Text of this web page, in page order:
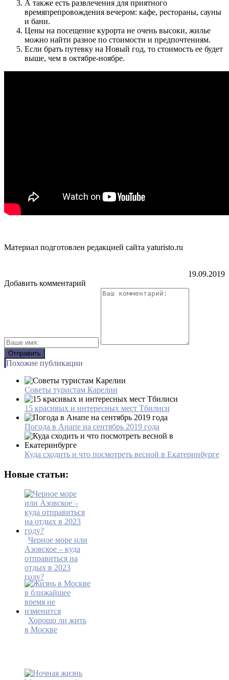
А также есть развлечения для приятного
времяпрепровождения вечером: кафе, рестораны, сауны
и бани.
Цены на посещение курорта не очень высоки, жилье
можно найти разное по стоимости и предпочтениям.
Если брать путевку на Новый год, то стоимость ее будет
выше, чем в октябре-ноябре.
Материал подготовлен редакцией сайта yaturisto.ru
19.09.2019
Добавить комментарий
Похожие публикации
Советы туристам Карелии
15 красивых и интересных мест Тбилиси
Погода в Анапе на сентябрь 2019 года
Куда сходить и что посмотреть весной в Екатеринбурге
Новые статьи:
Черное море или
Азовское – куда
отправиться на
отдых в 2023
году?
Хорошо ли жить
в Москве